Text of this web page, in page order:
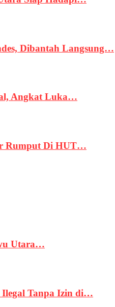
Dibantah Langsung…
Angkat Luka…
Rumput Di HUT…
Utara…
Tanpa Izin di…